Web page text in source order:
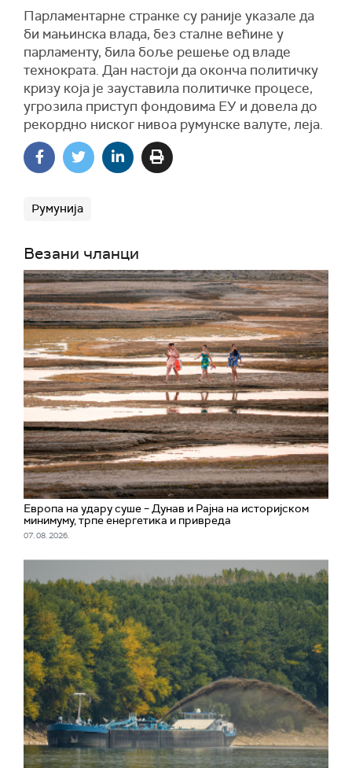
Парламентарне странке су раније указале да
би мањинска влада, без сталне већине у
парламенту, била боље решење од владе
технократа. Дан настоји да оконча политичку
кризу која је зауставила политичке процесе,
угрозила приступ фондовима ЕУ и довела до
рекордно ниског нивоа румунске валуте, леја.
Румунија
Везани чланци
Европа на удару суше – Дунав и Рајна на историјском
минимуму, трпе енергетика и привреда
07. 08. 2026.